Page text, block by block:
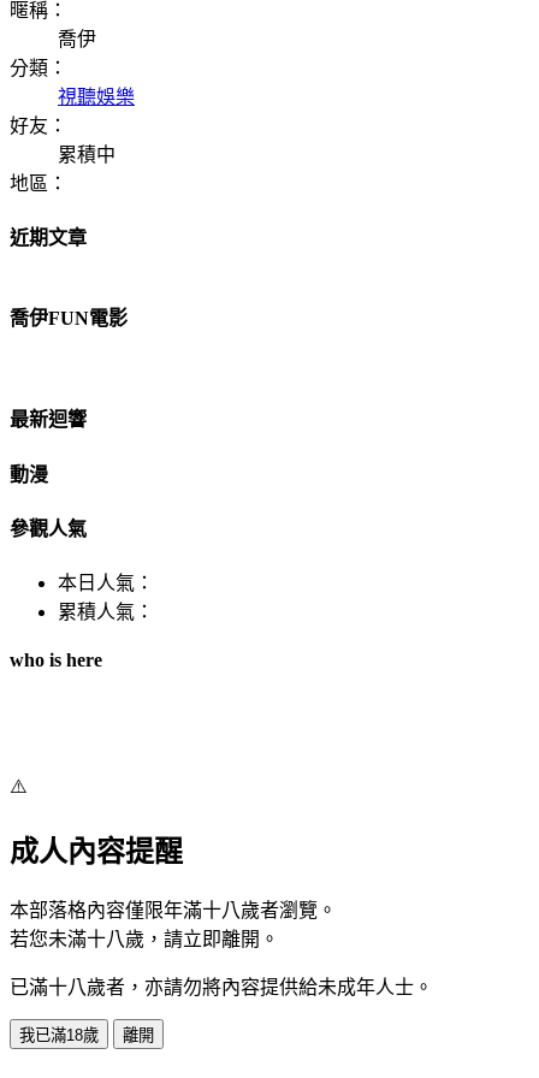
暱稱：
喬伊
分類：
視聽娛樂
好友：
累積中
地區：
近期文章
喬伊FUN電影
最新迴響
動漫
參觀人氣
本日人氣：
累積人氣：
who is here
⚠️
成人內容提醒
本部落格內容僅限年滿十八歲者瀏覽。
若您未滿十八歲，請立即離開。
已滿十八歲者，亦請勿將內容提供給未成年人士。
我已滿18歲 離開